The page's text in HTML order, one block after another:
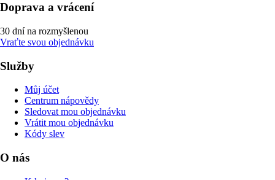
Doprava a vrácení
30 dní na rozmyšlenou
Vraťte svou objednávku
Služby
Můj účet
Centrum nápovědy
Sledovat mou objednávku
Vrátit mou objednávku
Kódy slev
O nás